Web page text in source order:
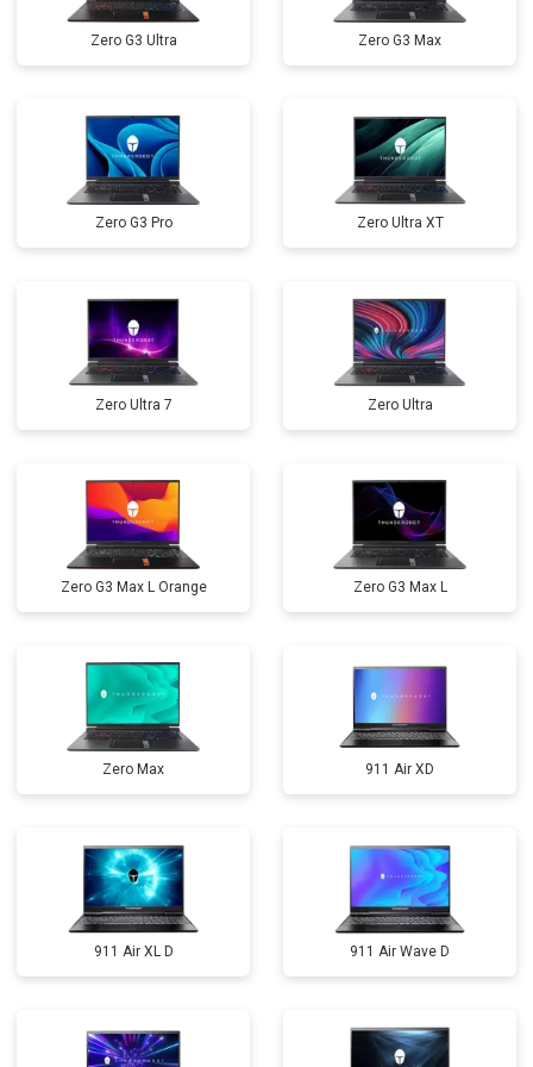
Прошивка BIOS от 1500 ₽ Заказать
Замена северного моста от 3500 ₽
Zero G3 Ultra Zero G3 Max
Zero G3 Pro Zero Ultra XT
Zero Ultra 7 Zero Ultra
Zero G3 Max L Orange Zero G3 Max L
Zero Max 911 Air XD
911 Air XL D 911 Air Wave D